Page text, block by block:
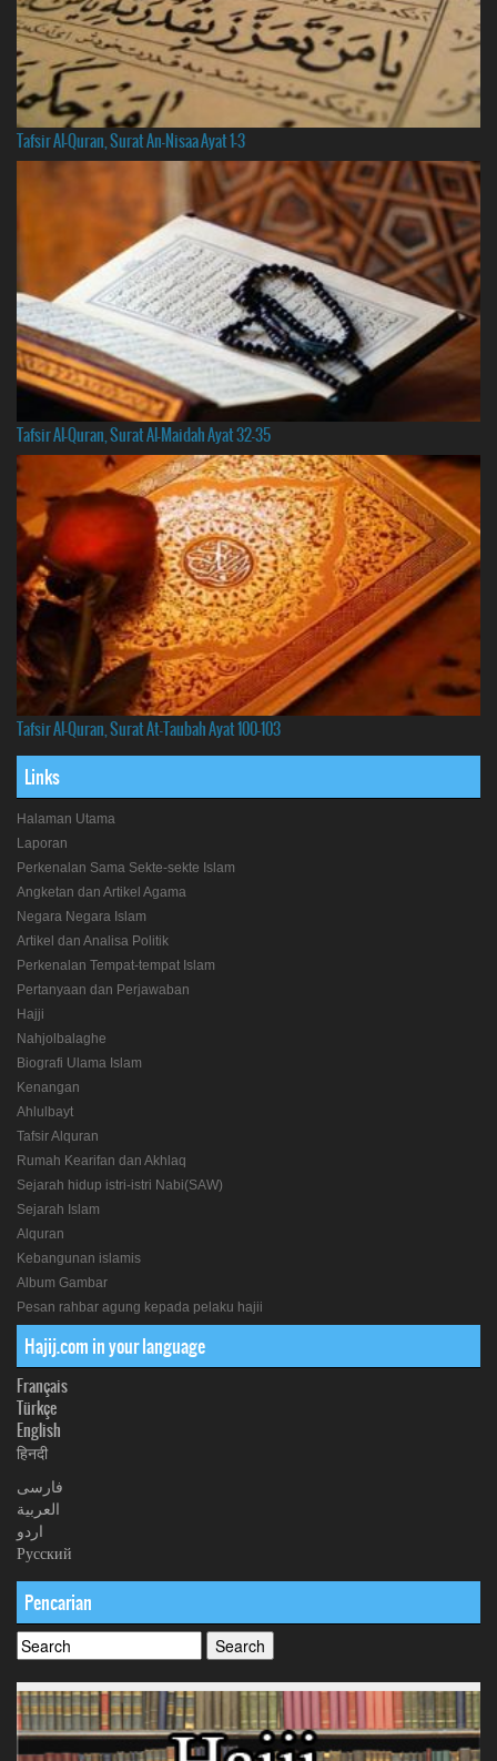
Tafsir Al-Quran, Surat An-Nisaa Ayat 1-3
Tafsir Al-Quran, Surat Al-Maidah Ayat 32-35
Tafsir Al-Quran, Surat At-Taubah Ayat 100-103
Links
Halaman Utama
Laporan
Perkenalan Sama Sekte-sekte Islam
Angketan dan Artikel Agama
Negara Negara Islam
Artikel dan Analisa Politik
Perkenalan Tempat-tempat Islam
Pertanyaan dan Perjawaban
Hajji
Nahjolbalaghe
Biografi Ulama Islam
Kenangan
Ahlulbayt
Tafsir Alquran
Rumah Kearifan dan Akhlaq
Sejarah hidup istri-istri Nabi(SAW)
Sejarah Islam
Alquran
Kebangunan islamis
Album Gambar
Pesan rahbar agung kepada pelaku hajii
Hajij.com in your language
Français
Türkçe
English
हिनदी
فارسی
العربیة
اردو
Русский
Pencarian